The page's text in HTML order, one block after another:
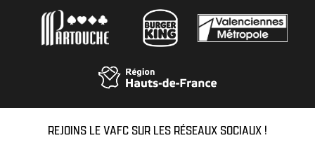
REJOINS LE VAFC SUR LES RÉSEAUX SOCIAUX !